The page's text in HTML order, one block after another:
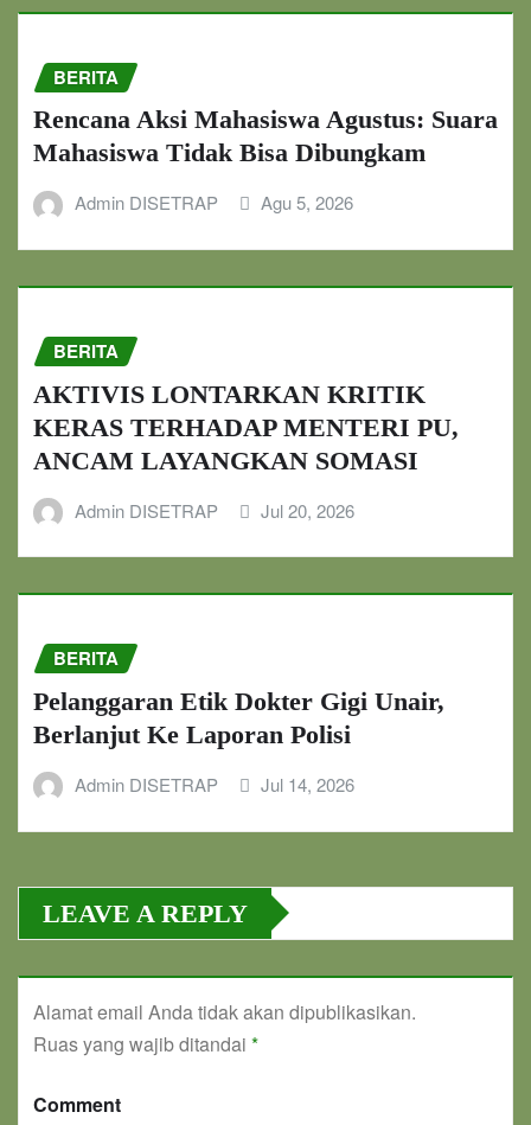
BERITA
Rencana Aksi Mahasiswa Agustus: Suara
Mahasiswa Tidak Bisa Dibungkam
Admin DISETRAP Agu 5, 2026
BERITA
AKTIVIS LONTARKAN KRITIK
KERAS TERHADAP MENTERI PU,
ANCAM LAYANGKAN SOMASI
Admin DISETRAP Jul 20, 2026
BERITA
Pelanggaran Etik Dokter Gigi Unair,
Berlanjut Ke Laporan Polisi
Admin DISETRAP Jul 14, 2026
LEAVE A REPLY
Alamat email Anda tidak akan dipublikasikan.
Ruas yang wajib ditandai *
Comment